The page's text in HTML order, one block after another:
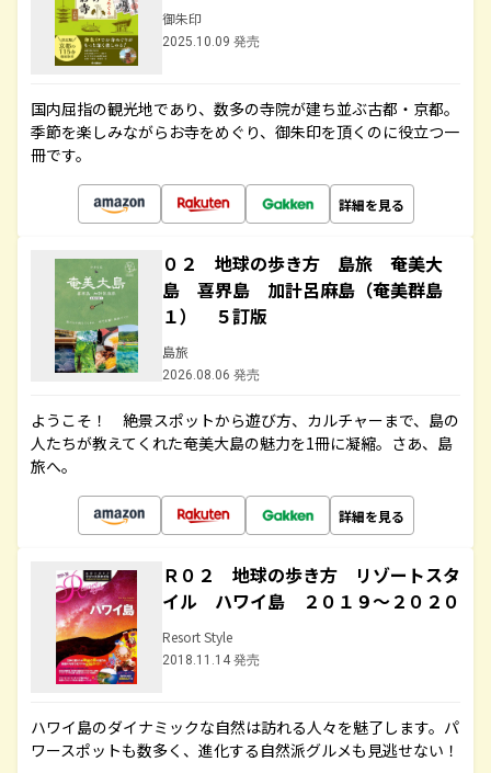
御朱印
2025.10.09 発売
国内屈指の観光地であり、数多の寺院が建ち並ぶ古都・京都。
季節を楽しみながらお寺をめぐり、御朱印を頂くのに役立つ一
冊です。
詳細を見る
０２ 地球の歩き方 島旅 奄美大
島 喜界島 加計呂麻島（奄美群島
１） ５訂版
島旅
2026.08.06 発売
ようこそ！ 絶景スポットから遊び方、カルチャーまで、島の
人たちが教えてくれた奄美大島の魅力を1冊に凝縮。さあ、島
旅へ。
詳細を見る
Ｒ０２ 地球の歩き方 リゾートスタ
イル ハワイ島 ２０１９～２０２０
Resort Style
2018.11.14 発売
ハワイ島のダイナミックな自然は訪れる人々を魅了します。パ
ワースポットも数多く、進化する自然派グルメも見逃せない！